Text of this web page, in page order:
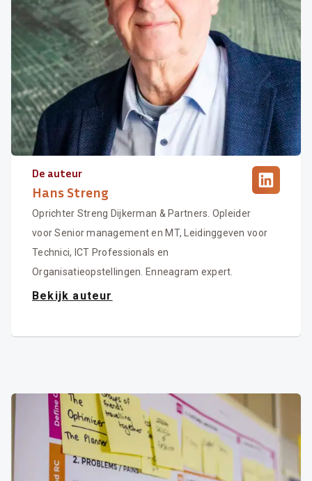
De auteur
Hans Streng
Oprichter Streng Dijkerman & Partners. Opleider
voor Senior management en MT, Leidinggeven voor
Technici, ICT Professionals en
Organisatieopstellingen. Enneagram expert.
Bekijk auteur